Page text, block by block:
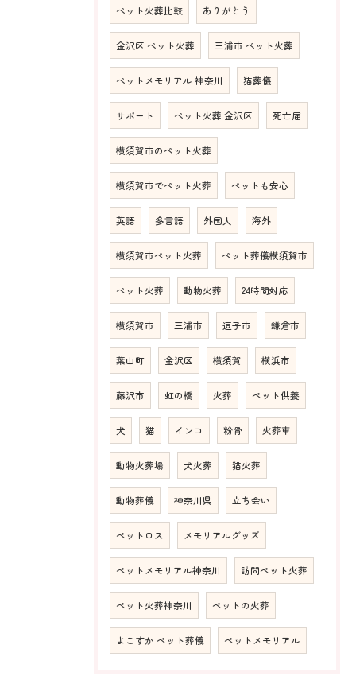
ペット火葬比較 ありがとう
金沢区 ペット火葬 三浦市 ペット火葬
ペットメモリアル 神奈川 猫葬儀
サポート ペット火葬 金沢区 死亡届
横須賀市のペット火葬
横須賀市でペット火葬 ペットも安心
英語 多言語 外国人 海外
横須賀市ペット火葬 ペット葬儀横須賀市
ペット火葬 動物火葬 24時間対応
横須賀市 三浦市 逗子市 鎌倉市
葉山町 金沢区 横須賀 横浜市
藤沢市 虹の橋 火葬 ペット供養
犬 猫 インコ 粉骨 火葬車
動物火葬場 犬火葬 猫火葬
動物葬儀 神奈川県 立ち会い
ペットロス メモリアルグッズ
ペットメモリアル神奈川 訪問ペット火葬
ペット火葬神奈川 ペットの火葬
よこすか ペット葬儀 ペットメモリアル